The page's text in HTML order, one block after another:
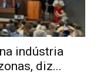
indústria
diz...